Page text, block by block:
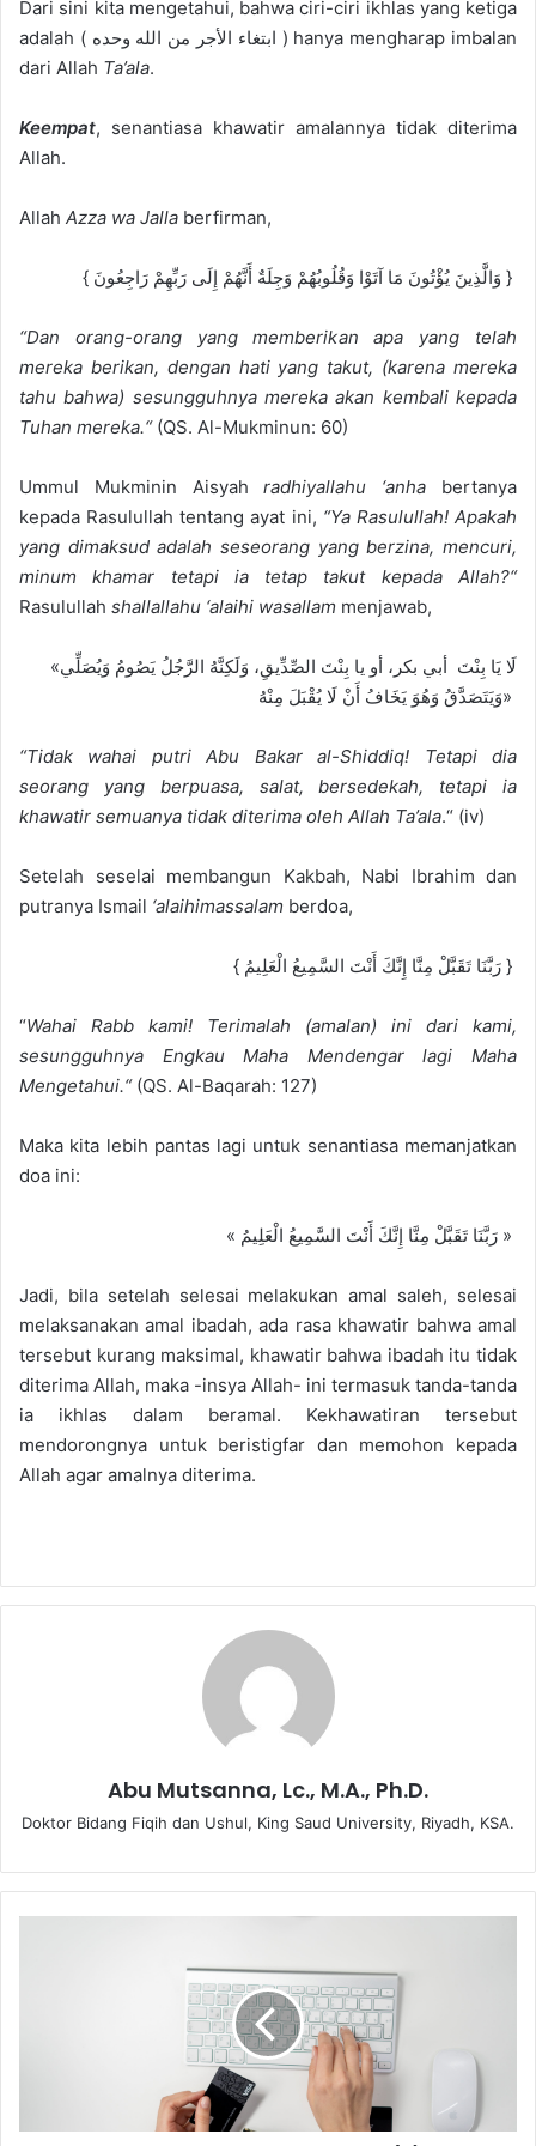
Dari sini kita mengetahui, bahwa ciri-ciri ikhlas yang ketiga
adalah ( ابتغاء الأجر من الله وحده
) hanya mengharap imbalan
dari Allah Ta’ala.
Keempat, senantiasa khawatir amalannya tidak diterima
Allah.
Allah Azza wa Jalla berfirman,
{ وَالَّذِينَ يُؤْتُونَ مَا آتَوْا وَقُلُوبُهُمْ وَجِلَةٌ أَنَّهُمْ إِلَى رَبِّهِمْ رَاجِعُونَ }
“Dan orang-orang yang memberikan apa yang telah
mereka berikan, dengan hati yang takut, (karena mereka
tahu bahwa) sesungguhnya mereka akan kembali kepada
Tuhan mereka.“(QS. Al-Mukminun: 60)
Ummul Mukminin Aisyahradhiyallahu ‘anha bertanya
kepada Rasulullah tentang ayat ini, “Ya Rasulullah!Apakah
yang dimaksud adalah seseorang yang berzina, mencuri,
minum khamar tetapi ia tetap takut kepada Allah?“
Rasulullah shallallahu ‘alaihi wasallam menjawab,
«لَا يَا بِنْتَ أبي بكر، أو يا بِنْتَ الصِّدِّيقِ، وَلَكِنَّهُ الرَّجُلُ يَصُومُ وَيُصَلِّي
وَيَتَصَدَّقُ وَهُوَ يَخَافُ أَنْ لَا يُقْبَلَ مِنْهُ»
“Tidak wahai putri Abu Bakar al-Shiddiq! Tetapi dia
seorang yang berpuasa, salat, bersedekah, tetapi ia
khawatir semuanya tidak diterima oleh Allah Ta’ala.“ (iv)
Setelah seselai membangun Kakbah, Nabi Ibrahim dan
putranya Ismail ‘alaihimassalam berdoa,
{ رَبَّنَا تَقَبَّلْ مِنَّا إِنَّكَ أَنْتَ السَّمِيعُ الْعَلِيمُ }
“Wahai Rabb kami! Terimalah (amalan) ini dari kami,
sesungguhnya Engkau Maha Mendengar lagi Maha
Mengetahui.“(QS. Al-Baqarah: 127)
Maka kita lebih pantas lagi untuk senantiasa memanjatkan
doa ini:
« رَبَّنَا تَقَبَّلْ مِنَّا إِنَّكَ أَنْتَ السَّمِيعُ الْعَلِيمُ »
Jadi, bila setelah selesai melakukan amal saleh, selesai
melaksanakan amal ibadah, ada rasa khawatir bahwa amal
tersebut kurang maksimal, khawatir bahwa ibadah itu tidak
diterima Allah, maka -insya Allah- ini termasuk tanda-tanda
ia ikhlas dalam beramal. Kekhawatiran tersebut
mendorongnya untukberistigfar dan memohon kepada
Allah agar amalnya diterima.
Abu Mutsanna, Lc., M.A., Ph.D.
Doktor Bidang Fiqih dan Ushul, King Saud University, Riyadh, KSA.
m